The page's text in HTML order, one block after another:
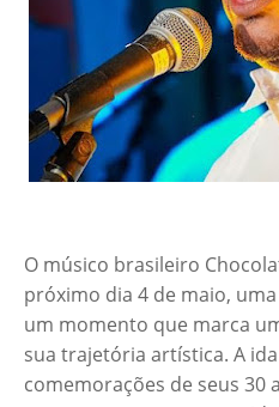
O músico brasileiro
próximo dia 4 de maio,
um momento que marca
sua trajetória artística. A
comemorações de seus 30